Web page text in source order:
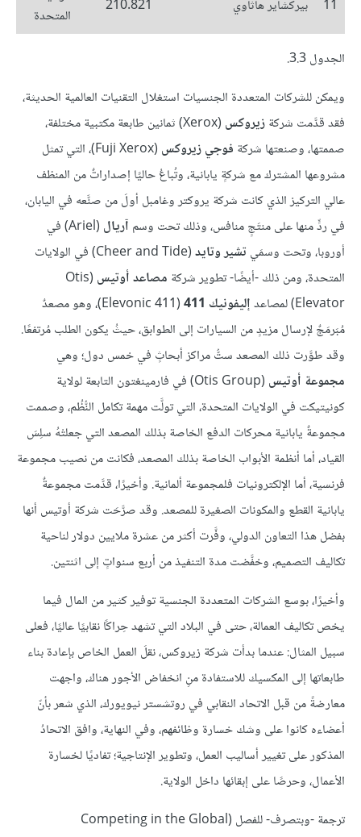
11
بيركشاير هاثاوي 210.821
المتحدة
الجدول 3.3.
ويمكن للشركات المتعددة الجنسيات استغلال التقنيات العالمية الحديثة،
فقد قدَّمت شركةزيروكس
(Xerox) ثمانين طابعة مكتبية مختلفة،
صممتها، وصنعتها شركة فوجي زيروكس
(Fuji Xerox)، التي تمثل
مشروعها المشترك مع شركةٍ يابانية، وتُباعُ حاليًا إصداراتٌ من المنظف
عالي التركيز الذي كانت شركة يروكتر وغامبل أولَ من صنَّعه في اليابان،
في ردٍّ منها على منتَجٍ منافس، وذلك تحت وسم آريال
(Ariel) في
أوروبا، وتحت وسمَي تشير وتايد
(Cheer and Tide) في الولايات
المتحدة، ومن ذلك -أيضًا- تطوير شركة مصاعد أوتيس (Otis
Elevator) لمصاعد
إليفونيك 411
(Elevonic 411)، وهو مصعدٌ
مُبَرمَجٌ لإرسال مزيدٍ من السيارات إلى الطوابق، حيثُ يكون الطلب مُرتفعًا.
وقد طوَّرت ذلك المصعد ستُّ مراكز أبحاثٍ في خمس دول؛ وهي
مجموعة أوتيس
(Otis Group) في فارمينغتون التابعة لولاية
كونيتيكت في الولايات المتحدة، التي تولَّت مهمة تكامل النُّظُم، وصممت
مجموعةٌ يابانية محركات الدفع الخاصة بذلك المصعد التي جعلتْهُ سلِسَ
القياد، أما أنظمة الأبواب الخاصة بذلك المصعد، فكانت من نصيب مجموعة
فرنسية، أما الإلكترونيات فلمجموعة ألمانية. وأخيرًا، قدَّمت مجموعةٌ
يابانية القطع والمكونات الصغيرة للمصعد. وقد صرَّحَت شركة أوتيس أنها
بفضل هذا التعاون الدولي، وفَّرت أكثر من عشرة ملايين دولار لناحية
تكاليف التصميم، وخفَّضت مدة التنفيذ من أربع سنواتٍ إلى اثنتين.
وأخيرًا، بوسع الشركات المتعددة الجنسية توفير كثير من المال فيما
يخص تكاليف العمالة، حتى في البلاد التي تشهد حِراكًا نقابيًا عاليًا، فعلى
سبيل المثال: عندما بدأت شركة زيروكس، نقلَ العمل الخاص بإعادة بناء
طابعاتها إلى المكسيك للاستفادة منِ انخفاض الأجور هناك، واجهت
معارضةً من قبل الاتحاد النقابي في روتشستر نيويورك، الذي شعر بأنّ
أعضاءه كانوا على وشك خسارة وظائفهم، وفي النهاية، وافق الاتحادُ
المذكور على تغيير أساليب العمل، وتطوير الإنتاجية؛ تفاديًا لخسارة
الأعمال، وحرصًا على إبقائها داخل الولاية.
ترجمة -وبتصرف- للفصل (Competing in the Global